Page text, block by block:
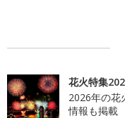
花火特集
2026年の花
情報も掲載